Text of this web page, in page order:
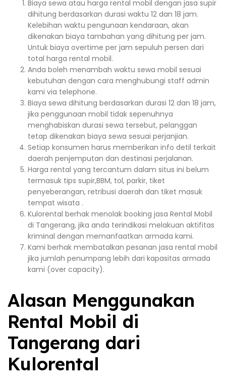
Biaya sewa atau harga rental mobil dengan jasa supir
dihitung berdasarkan durasi waktu 12 dan 18 jam.
Kelebihan waktu pengunaan kendaraan, akan
dikenakan biaya tambahan yang dihitung per jam.
Untuk biaya overtime per jam sepuluh persen dari
total harga rental mobil.
Anda boleh menambah waktu sewa mobil sesuai
kebutuhan dengan cara menghubungi staff admin
kami via telephone.
Biaya sewa dihitung berdasarkan durasi 12 dan 18 jam,
jika penggunaan mobil tidak sepenuhnya
menghabiskan durasi sewa tersebut, pelanggan
tetap dikenakan biaya sewa sesuai perjanjian.
Setiap konsumen harus memberikan info detil terkait
daerah penjemputan dan destinasi perjalanan.
Harga rental yang tercantum dalam situs ini belum
termasuk tips supir,BBM, tol, parkir, tiket
penyeberangan, retribusi daerah dan tiket masuk
tempat wisata .
Kulorental berhak menolak booking jasa Rental Mobil
di Tangerang, jika anda terindikasi melakuan aktifitas
kriminal dengan memanfaatkan armada kami.
Kami berhak membatalkan pesanan jasa rental mobil
jika jumlah penumpang lebih dari kapasitas armada
kami (over capacity).
Alasan Menggunakan
Rental Mobil di
Tangerang dari
Kulorental